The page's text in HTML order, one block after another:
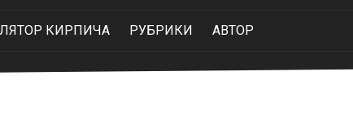
КИРПИЧА РУБРИКИ АВТОР